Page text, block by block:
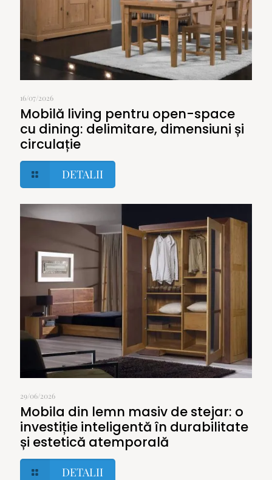
16/07/2026
Mobilă living pentru open-space
cu dining: delimitare, dimensiuni și
circulație
DETALII
29/06/2026
Mobila din lemn masiv de stejar: o
investiție inteligentă în durabilitate
și estetică atemporală
DETALII